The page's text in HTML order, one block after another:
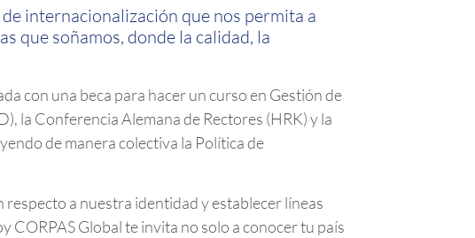
internacionalización que nos permita a
que soñamos, donde la calidad, la
con una beca para hacer un curso en Gestión de
la Conferencia Alemana de Rectores (HRK) y la
de manera colectiva la Política de
a nuestra identidad y establecer líneas
Global te invita no solo a conocer tu país